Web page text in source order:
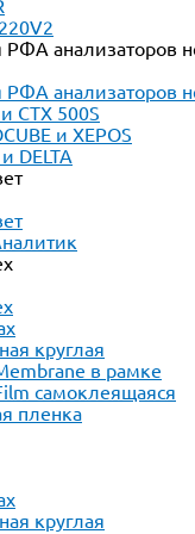
РФА анализаторов
РФА анализаторов
CTX 500S
и XEPOS
DELTA
круглая
в рамке
самоклеящаяся
пленка
круглая